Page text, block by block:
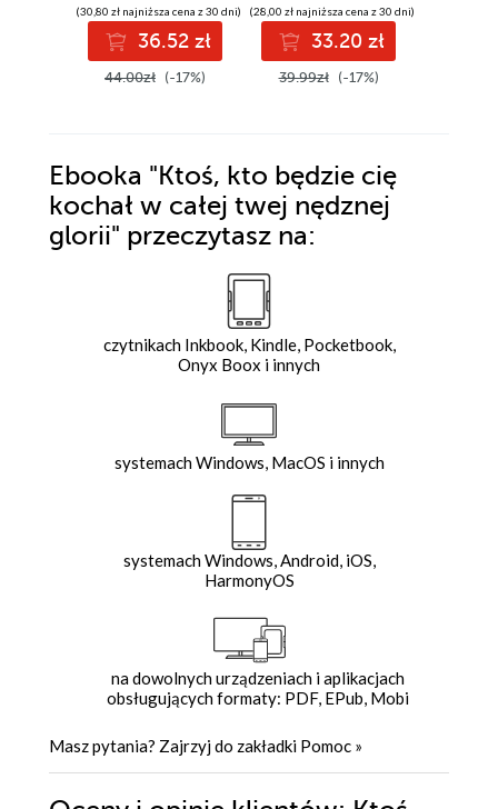
(30,80 zł najniższa cena z 30 dni)
36.52 zł
44.00zł (-17%)
(28,00 zł najniższa cena z 30 dni)
33.20 zł
39.99zł (-17%)
Ebooka "Ktoś, kto będzie cię
kochał w całej twej nędznej
glorii" przeczytasz na:
czytnikach Inkbook, Kindle, Pocketbook,
Onyx Boox i innych
systemach Windows, MacOS i innych
systemach Windows, Android, iOS,
HarmonyOS
na dowolnych urządzeniach i aplikacjach
obsługujących formaty: PDF, EPub, Mobi
Masz pytania? Zajrzyj do zakładki Pomoc »